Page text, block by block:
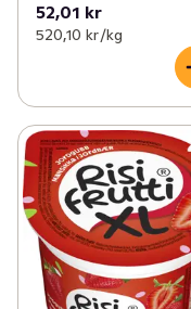
52,01 kr
520,10 kr /kg